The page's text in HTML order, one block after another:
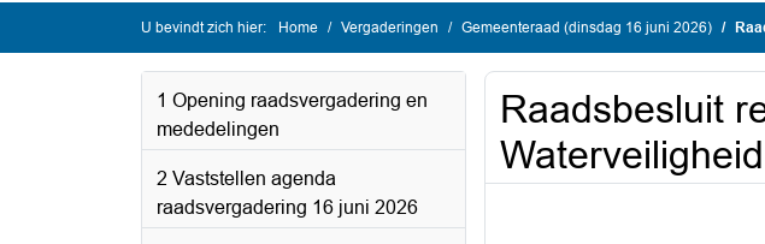
U bevindt zich hier: Home Vergaderingen Gemeenteraad (dinsdag 16 juni 2026)
1 Opening raadsvergadering en
mededelingen
2 Vaststellen agenda
raadsvergadering 16 juni 2026
Raadsbesluit
Waterveiligheid